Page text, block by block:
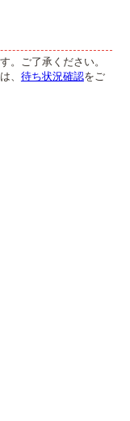
。ご了承ください。
、 待ち状況確認をご